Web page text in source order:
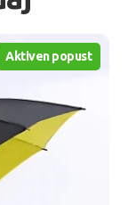
Aktiven popust